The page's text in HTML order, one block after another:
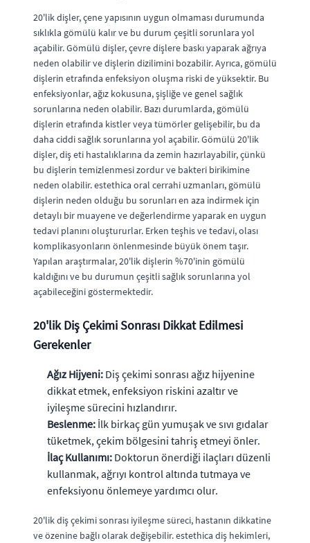
20'lik dişler, çene yapısının uygun olmaması durumunda
sıklıkla gömülü kalır ve bu durum çeşitli sorunlara yol
açabilir. Gömülü dişler, çevre dişlere baskı yaparak ağrıya
neden olabilir ve dişlerin dizilimini bozabilir. Ayrıca, gömülü
dişlerin etrafında enfeksiyon oluşma riski de yüksektir. Bu
enfeksiyonlar, ağız kokusuna, şişliğe ve genel sağlık
sorunlarına neden olabilir. Bazı durumlarda, gömülü
dişlerin etrafında kistler veya tümörler gelişebilir, bu da
daha ciddi sağlık sorunlarına yol açabilir. Gömülü 20'lik
dişler, diş eti hastalıklarına da zemin hazırlayabilir, çünkü
bu dişlerin temizlenmesi zordur ve bakteri birikimine
neden olabilir. estethica oral cerrahi uzmanları, gömülü
dişlerin neden olduğu bu sorunları en aza indirmek için
detaylı bir muayene ve değerlendirme yaparak en uygun
tedavi planını oluştururlar. Erken teşhis ve tedavi, olası
komplikasyonların önlenmesinde büyük önem taşır.
Yapılan araştırmalar, 20'lik dişlerin %70'inin gömülü
kaldığını ve bu durumun çeşitli sağlık sorunlarına yol
açabileceğini göstermektedir.
20'lik Diş Çekimi Sonrası Dikkat Edilmesi
Gerekenler
Ağız Hijyeni: Diş çekimi sonrası ağız hijyenine
dikkat etmek, enfeksiyon riskini azaltır ve
iyileşme sürecini hızlandırır.
Beslenme: İlk birkaç gün yumuşak ve sıvı gıdalar
tüketmek, çekim bölgesini tahriş etmeyi önler.
İlaç Kullanımı: Doktorun önerdiği ilaçları düzenli
kullanmak, ağrıyı kontrol altında tutmaya ve
enfeksiyonu önlemeye yardımcı olur.
20'lik diş çekimi sonrası iyileşme süreci, hastanın dikkatine
ve özenine bağlı olarak değişebilir. estethica diş hekimleri,